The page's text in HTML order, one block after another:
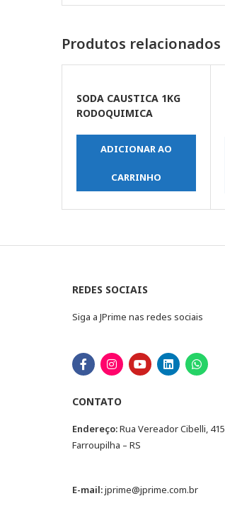
Produtos relacionados
SODA CAUSTICA 1KG
RODOQUIMICA
ADICIONAR AO
CARRINHO
REDES SOCIAIS
Siga a JPrime nas redes sociais
CONTATO
Endereço:Rua Vereador Cibelli, 415
Farroupilha – RS
E-mail:jprime@jprime.com.br